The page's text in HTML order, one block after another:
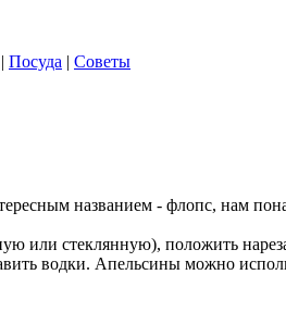
| Посуда | Советы
названием - флопс, нам
или стеклянную), положить
водки. Апельсины можно